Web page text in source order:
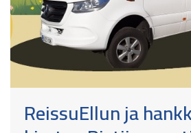
ReissuEllun ja